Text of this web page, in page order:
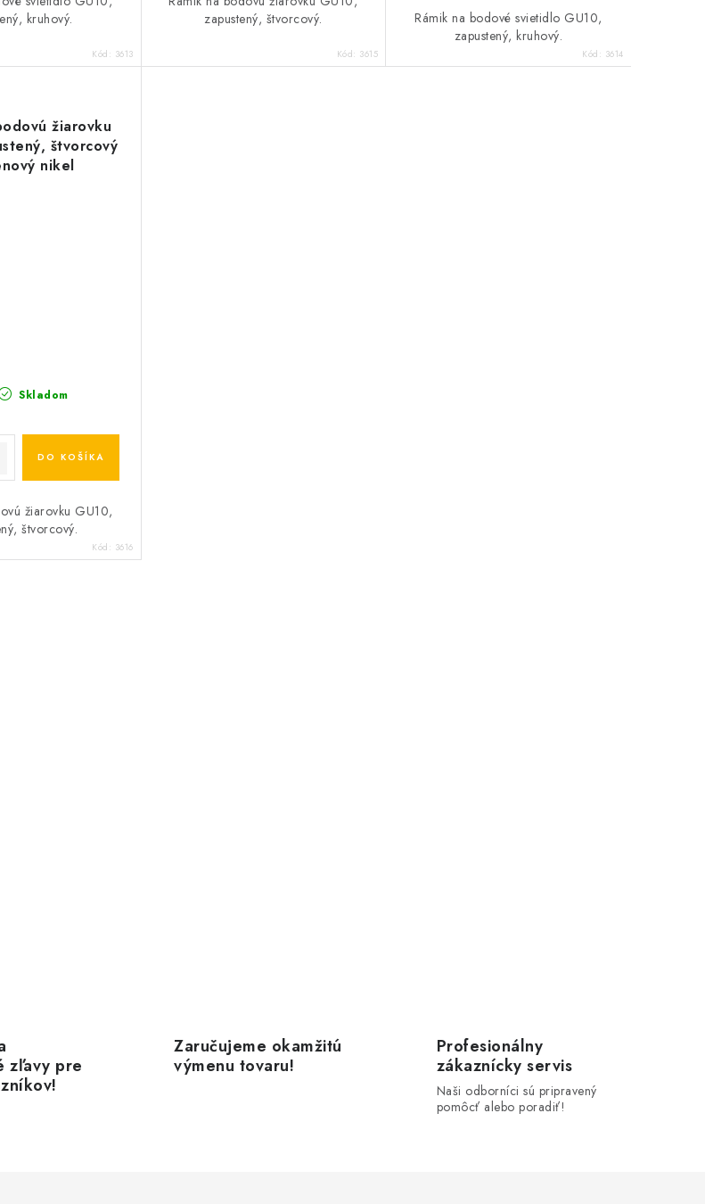
kruhový.
Kód: 3613
zapustený, štvorcový.
Kód: 3615
Rámik na bodové svietidlo GU10,
zapustený, kruhový.
Kód: 3614
žiarovku
štvorcový
nikel
Skladom
DO KOŠÍKA
žiarovku GU10,
štvorcový.
Kód: 3616
zľavy pre
Zaručujeme okamžitú
výmenu tovaru!
Profesionálny
zákaznícky servis
Naši odborníci sú pripravený
pomôcť alebo poradiť!